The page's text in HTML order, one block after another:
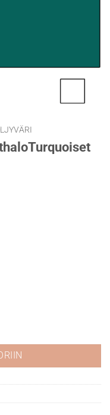
Blue määrä